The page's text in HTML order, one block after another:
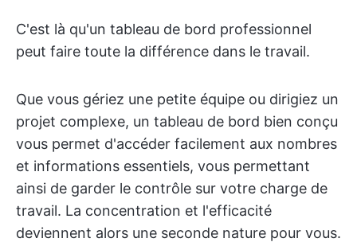
C'est là qu'un tableau de bord professionnel
peut faire toute la différence dans le travail.
Que vous gériez une petite équipe ou dirigiez un
projet complexe, un tableau de bord bien conçu
vous permet d'accéder facilement aux nombres
et informations essentiels, vous permettant
ainsi de garder le contrôle sur votre charge de
travail. La concentration et l'efficacité
deviennent alors une seconde nature pour vous.